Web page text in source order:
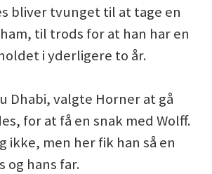
bliver tvunget til at tage en
til trods for at han har en
i yderligere to år.
Dhabi, valgte Horner at gå
for at få en snak med Wolff.
ikke, men her fik han så en
og hans far.